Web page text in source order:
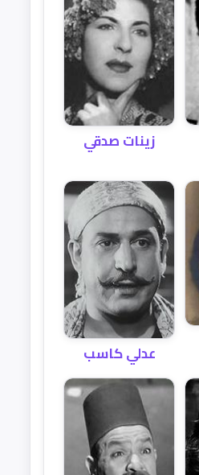
زينات صدقي
عدلي كاسب